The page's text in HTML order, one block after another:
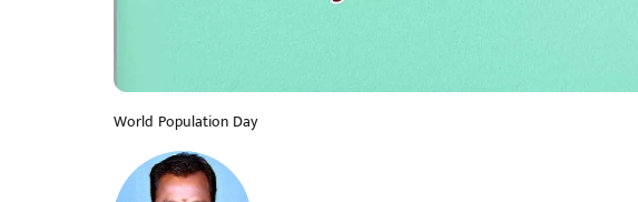
World Population Day